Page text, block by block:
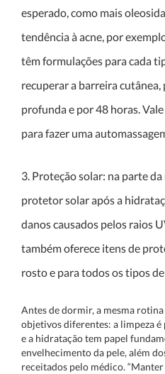
esperado, como mais
tendência à acne, por
têm formulações para cada
recuperar a barreira
profunda e por 48 horas.
para fazer uma
3. Proteção solar: na parte
protetor solar após a
danos causados pelos raios
também oferece itens de
rosto e para todos os tipos
Antes de dormir, a mesma
objetivos diferentes: a limpeza
e a hidratação tem papel
envelhecimento da pele, além
receitados pelo médico.